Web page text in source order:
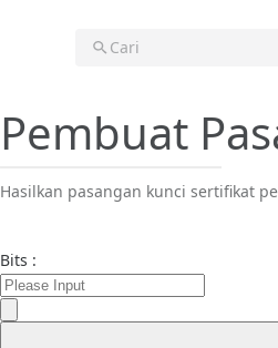
Cari
Pembuat
Hasilkan pasangan kunci sertifikat
Bits :